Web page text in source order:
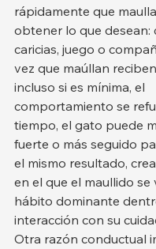
rápidamente que
obtener lo que desean:
caricias, juego o
vez que maúllan
incluso si es mínima, el
comportamiento se
tiempo, el gato puede
fuerte o más seguido
el mismo resultado,
en el que el maullido se
hábito dominante
interacción con su
Otra razón conductual